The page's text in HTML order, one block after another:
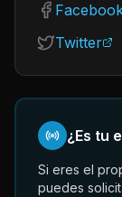
Twitter
¿Es tu
Si eres el
puedes